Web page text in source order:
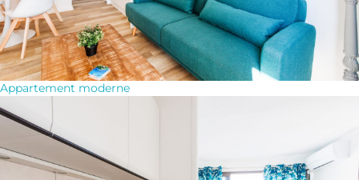
Appartement moderne